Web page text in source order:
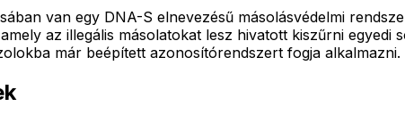
van egy DNA-S elnevezésű másolásvédelmi
az illegális másolatokat lesz hivatott kiszűrni egyedi
már beépített azonosítórendszert fogja alkalmazni.